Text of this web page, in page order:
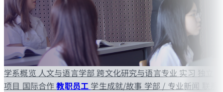
学系概览 人文与语言学部跨文化研究与语言专业 实习 独立
项目 国际合作教职员工 学生成就/故事 学部 / 专业新闻